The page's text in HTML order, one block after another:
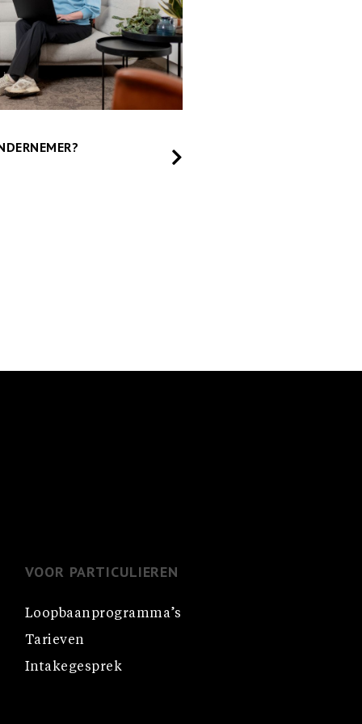
VOOR PARTICULIEREN
Loopbaanprogramma’s
Tarieven
Intakegesprek